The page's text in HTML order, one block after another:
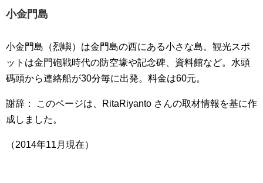
小金門島
小金門島（烈嶼）は金門島の西にある小さな島。観光スポ
ットは金門砲戦時代の防空壕や記念碑、資料館など。水頭
碼頭から連絡船が30分毎に出発。料金は60元。
謝辞： このページは、RitaRiyanto さんの取材情報を基に作
成しました。
（2014年11月現在）